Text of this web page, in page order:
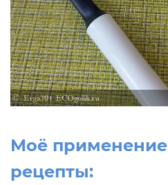
Моё
рецепты: